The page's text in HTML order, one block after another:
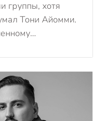
группы, хотя
Тони Айомми.